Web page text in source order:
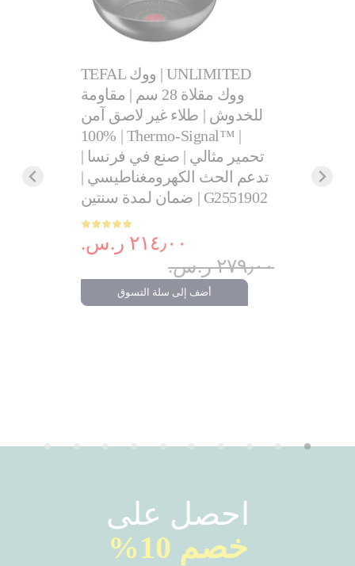
التقييم:
TEFAL ووك | UNLIMITED
ووك مقلاة 28 سم | مقاومة
للخدوش | طلاء غير لاصق آمن
100% | Thermo-Signal™ |
تحمير مثالي | صنع في فرنسا |
تدعم الحث الكهرومغناطيسي |
ضمان لمدة سنتين | G2551902
٢١٤٫٠٠ ر.س.‏
٢٧٩٫٠٠ ر.س.‏
أضف إلى سلة التسوق
احصل على
خصم 10%